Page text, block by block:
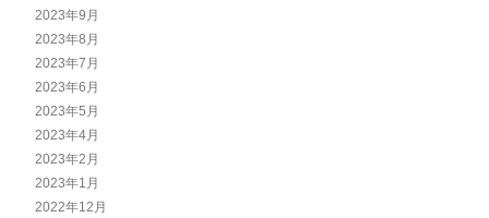
2023年9月
2023年8月
2023年7月
2023年6月
2023年5月
2023年4月
2023年2月
2023年1月
2022年12月